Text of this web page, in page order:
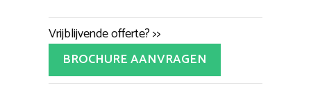
Vrijblijvende offerte? >>
BROCHURE AANVRAGEN